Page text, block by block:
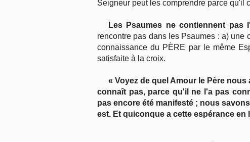
Seigneur peut les comprendre parce qu'il
Les Psaumes ne contiennent pas
rencontre pas dans les Psaumes : a) une
connaissance du PÈRE par le même
satisfaite à la croix.
« Voyez de quel Amour le Père
connaît pas, parce qu'il ne l'a pas
pas encore été manifesté ; nous
est. Et quiconque a cette espérance en